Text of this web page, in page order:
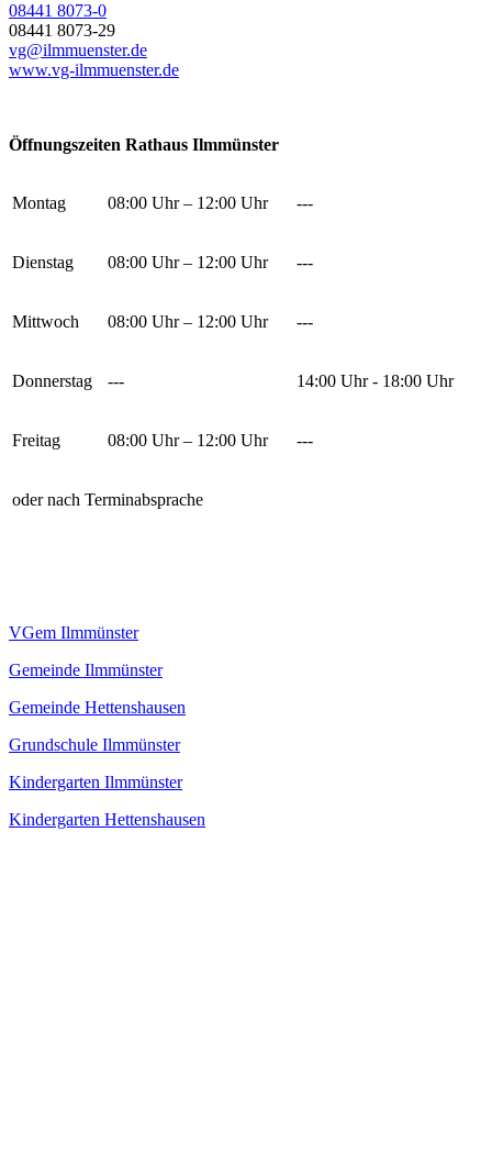
08441 8073-0
08441 8073-29
vg@ilmmuenster.de
www.vg-ilmmuenster.de
Öffnungszeiten Rathaus Ilmmünster
Montag 08:00 Uhr – 12:00 Uhr ---
Dienstag 08:00 Uhr – 12:00 Uhr ---
Mittwoch 08:00 Uhr – 12:00 Uhr ---
Donnerstag --- 14:00 Uhr - 18:00 Uhr
Freitag 08:00 Uhr – 12:00 Uhr ---
oder nach Terminabsprache
VGem Ilmmünster
Gemeinde Ilmmünster
Gemeinde Hettenshausen
Grundschule Ilmmünster
Kindergarten Ilmmünster
Kindergarten Hettenshausen